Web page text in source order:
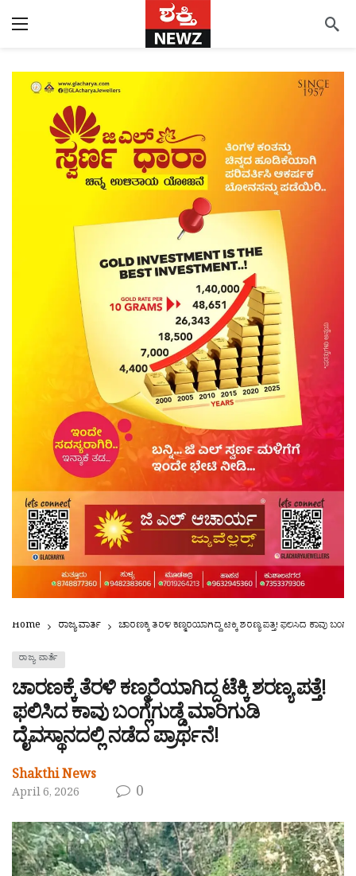
Home ರಾಜ್ಯ ವಾರ್ತೆ ಚಾರಣಕ್ಕೆ ತೆರಳಿ ಕಣ್ಮರೆಯಾಗಿದ್ದ ಟೆಕ್ಕಿ ಶರಣ್ಯ ಪತ್ತೆ! ಫಲಿಸಿದ ಕಾವು
ರಾಜ್ಯ ವಾರ್ತೆ
ಚಾರಣಕ್ಕೆ ತೆರಳಿ ಕಣ್ಮರೆಯಾಗಿದ್ದ ಟೆಕ್ಕಿ ಶರಣ್ಯ ಪತ್ತೆ!
ಫಲಿಸಿದ ಕಾವು ಬಂಗ್ಲೆಗುಡ್ಡೆ ಮಾರಿಗುಡಿ
ದೈವಸ್ಥಾನದಲ್ಲಿ ನಡೆದ ಪ್ರಾರ್ಥನೆ!
Shakthi News
April 6, 2026 0